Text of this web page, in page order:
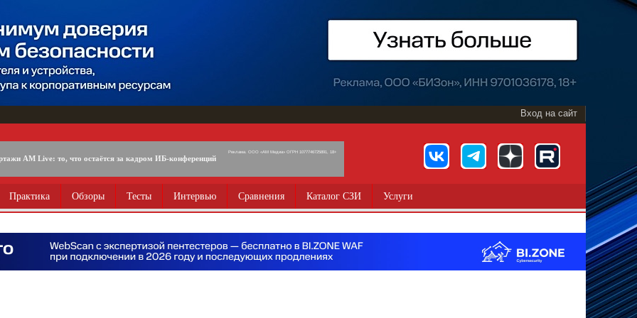
Вход на сайт
AM Live: то, что остаётся за кадром ИБ-конференций
Реклама. ООО «АМ Медиа» ОГРН 1077746725891, 18+
Практика Обзоры Тесты Интервью Сравнения Каталог СЗИ Услуги